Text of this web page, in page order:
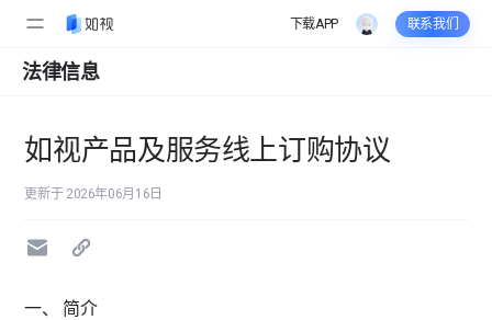
下载APP 联系我们
法律信息
如视产品及服务线上订购协议
更新于 2026年06月16日
一、 简介